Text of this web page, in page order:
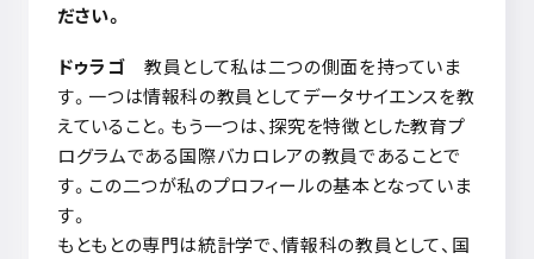
ださい。
ドゥラゴ 教員として私は二つの側面を持っていま
す。一つは情報科の教員としてデータサイエンスを教
えていること。もう一つは、探究を特徴とした教育プ
ログラムである国際バカロレアの教員であることで
す。この二つが私のプロフィールの基本となっていま
す。
もともとの専門は統計学で、情報科の教員として、国